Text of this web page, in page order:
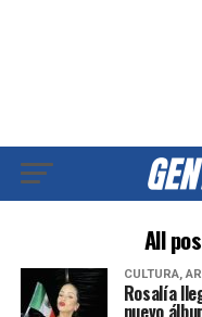
All
CULTURA,
Rosalía
nuevo